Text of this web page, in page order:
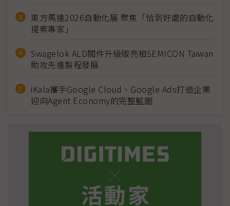
東方馬達2026自動化展 聚焦「恰到好處的自動化
提案專家」
Swagelok ALD閥件升級版亮相SEMICON Taiwan
助攻先進製程發展
iKala攜手Google Cloud、Google Ads打造企業
迎向Agent Economy的完整藍圖